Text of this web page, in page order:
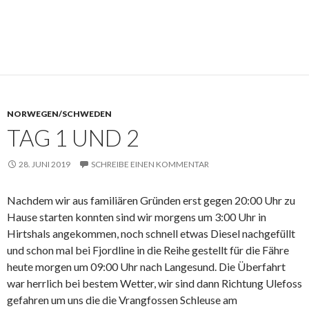
NORWEGEN/SCHWEDEN
TAG 1 UND 2
28. JUNI 2019 SCHREIBE EINEN KOMMENTAR
Nachdem wir aus familiären Gründen erst gegen 20:00 Uhr zu
Hause starten konnten sind wir morgens um 3:00 Uhr in
Hirtshals angekommen, noch schnell etwas Diesel nachgefüllt
und schon mal bei Fjordline in die Reihe gestellt für die Fähre
heute morgen um 09:00 Uhr nach Langesund. Die Überfahrt
war herrlich bei bestem Wetter, wir sind dann Richtung Ulefoss
gefahren um uns die die Vrangfossen Schleuse am